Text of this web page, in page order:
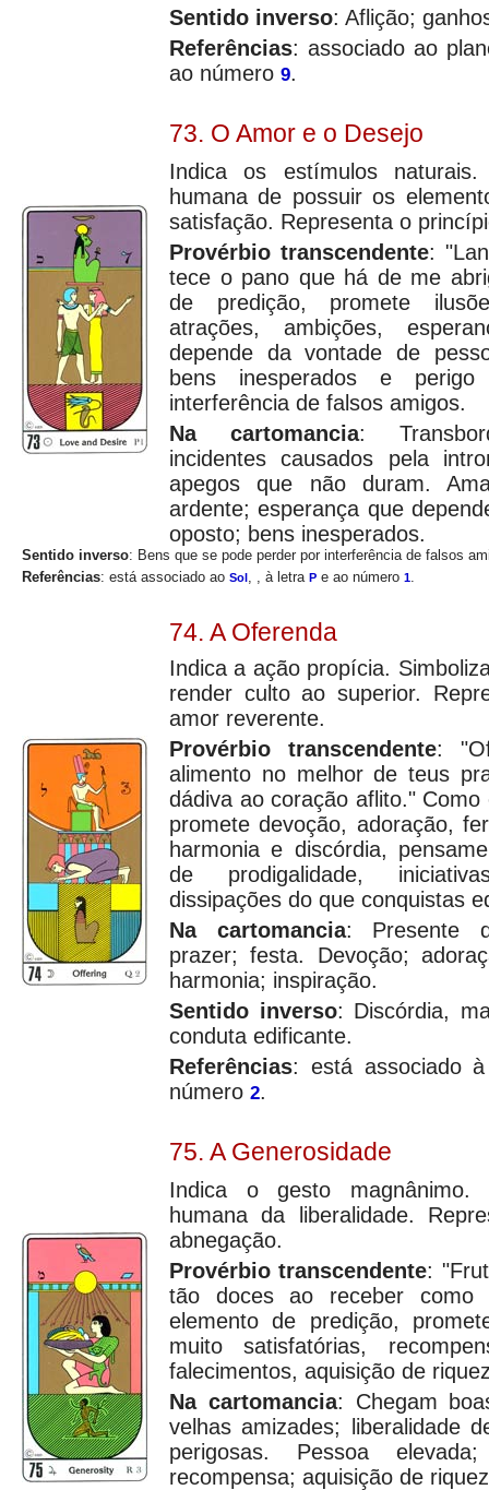
Sentido inverso: Aflição;
Referências: associado ao
ao número 9.
73. O Amor e o Desejo
Indica os estímulos
humana de possuir os
satisfação. Representa o
Provérbio transcendente:
tece o pano que há de me
de predição, promete
atrações, ambições,
depende da vontade de
bens inesperados e
interferência de falsos amigos.
Na cartomancia:
incidentes causados pela
apegos que não duram.
ardente; esperança que
oposto; bens inesperados.
Sentido inverso: Bens que se pode perder por interferência de falsos
Referências: está associado ao Sol, , à letra P e ao número 1.
74. A Oferenda
Indica a ação propícia.
render culto ao superior.
amor reverente.
Provérbio transcendente:
alimento no melhor de teus
dádiva ao coração aflito."
promete devoção, adoração,
harmonia e discórdia,
de prodigalidade,
dissipações do que conquistas
Na cartomancia: Presente
prazer; festa. Devoção;
harmonia; inspiração.
Sentido inverso: Discórdia,
conduta edificante.
Referências: está associado
número 2.
75. A Generosidade
Indica o gesto magnânimo.
humana da liberalidade.
abnegação.
Provérbio transcendente:
tão doces ao receber como
elemento de predição,
muito satisfatórias,
falecimentos, aquisição de
Na cartomancia: Chegam
velhas amizades; liberalidade
perigosas. Pessoa
recompensa; aquisição de